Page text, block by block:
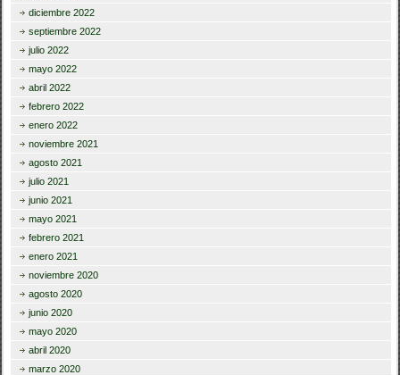
diciembre 2022
septiembre 2022
julio 2022
mayo 2022
abril 2022
febrero 2022
enero 2022
noviembre 2021
agosto 2021
julio 2021
junio 2021
mayo 2021
febrero 2021
enero 2021
noviembre 2020
agosto 2020
junio 2020
mayo 2020
abril 2020
marzo 2020